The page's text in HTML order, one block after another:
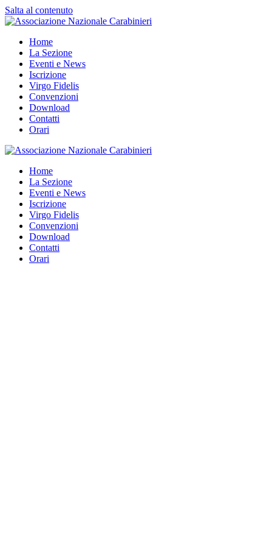
Salta al contenuto
Home
La Sezione
Eventi e News
Iscrizione
Virgo Fidelis
Convenzioni
Download
Contatti
Orari
Home
La Sezione
Eventi e News
Iscrizione
Virgo Fidelis
Convenzioni
Download
Contatti
Orari